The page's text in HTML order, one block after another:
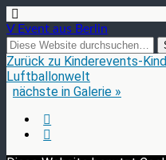
V Event aus Berlin
Zurück zu Kinderevents-
Luftballonwelt
nächste in Galerie »